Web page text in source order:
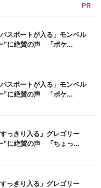
PR
スポートが入る」モンベル
”に絶賛の声 「ポケ...
スポートが入る」モンベル
”に絶賛の声 「ポケ...
っきり入る」グレゴリー
”に絶賛の声 「ちょっ...
っきり入る」グレゴリー